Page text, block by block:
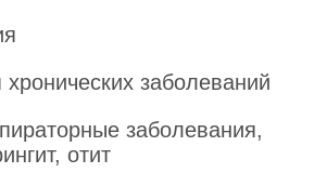
хронических заболеваний
заболевания,
отит